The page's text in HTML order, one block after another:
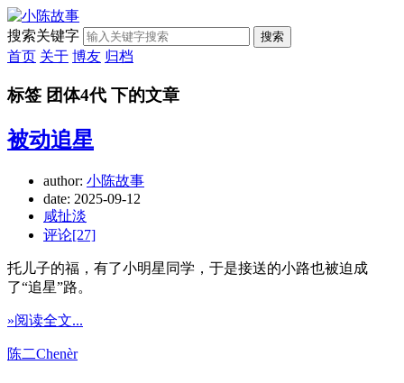
搜索关键字 搜索
首页 关于 博友 归档
标签 团体4代 下的文章
被动追星
author: 小陈故事
date: 2025-09-12
咸扯淡
评论[27]
托儿子的福，有了小明星同学，于是接送的小路也被迫成
了“追星”路。
»阅读全文...
陈二Chenèr